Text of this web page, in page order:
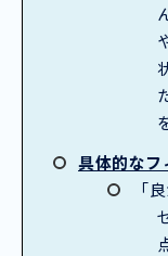
具体的なフ
「